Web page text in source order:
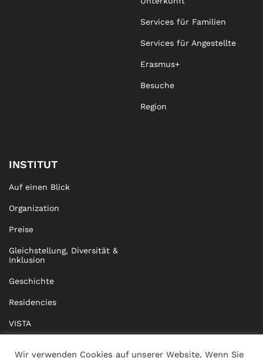
Services für Familien
Services für Angestellte
Erasmus+
Besuche
Region
INSTITUT
Auf einen Blick
Organization
Preise
Gleichstellung, Diversität &
Inklusion
Geschichte
Residencies
VISTA
Wir verwenden Cookies auf unserer Website. Wenn Sie